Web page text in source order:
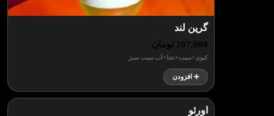
گرین لند
267,000 تومان
کیوی+سیب+نعنا+آب سیب سبز
➕ افزودن
اورئو